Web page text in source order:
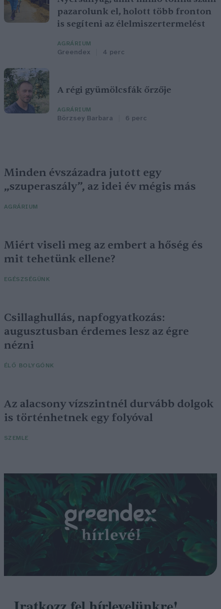
pazarolunk el, holott több fronton
is segíteni az élelmiszertermelést
AGRÁRIUM
Greendex 4 perc
A régi gyümölcsfák őrzője
AGRÁRIUM
Börzsey Barbara 6 perc
Minden évszázadra jutott egy
„szuperaszály”, az idei év mégis más
AGRÁRIUM
Miért viseli meg az embert a hőség és
mit tehetünk ellene?
EGÉSZSÉGÜNK
Csillaghullás, napfogyatkozás:
augusztusban érdemes lesz az égre
nézni
ÉLŐ BOLYGÓNK
Az alacsony vízszintnél durvább dolgok
is történhetnek egy folyóval
SZEMLE